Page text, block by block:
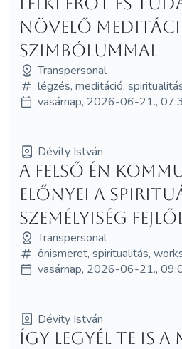
NÖVELŐ
SZIMBÓLUMMAL
Transpersonal
légzés, meditáció,
vasárnap, 2026-06-21.,
Dévity István
A Felső Én
előnyei a
személyiség
Transpersonal
önismeret, spiritualitás,
vasárnap, 2026-06-21.,
Dévity István
Így legyél Te is a